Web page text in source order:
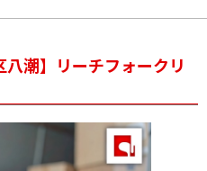
潮】リーチフォークリ